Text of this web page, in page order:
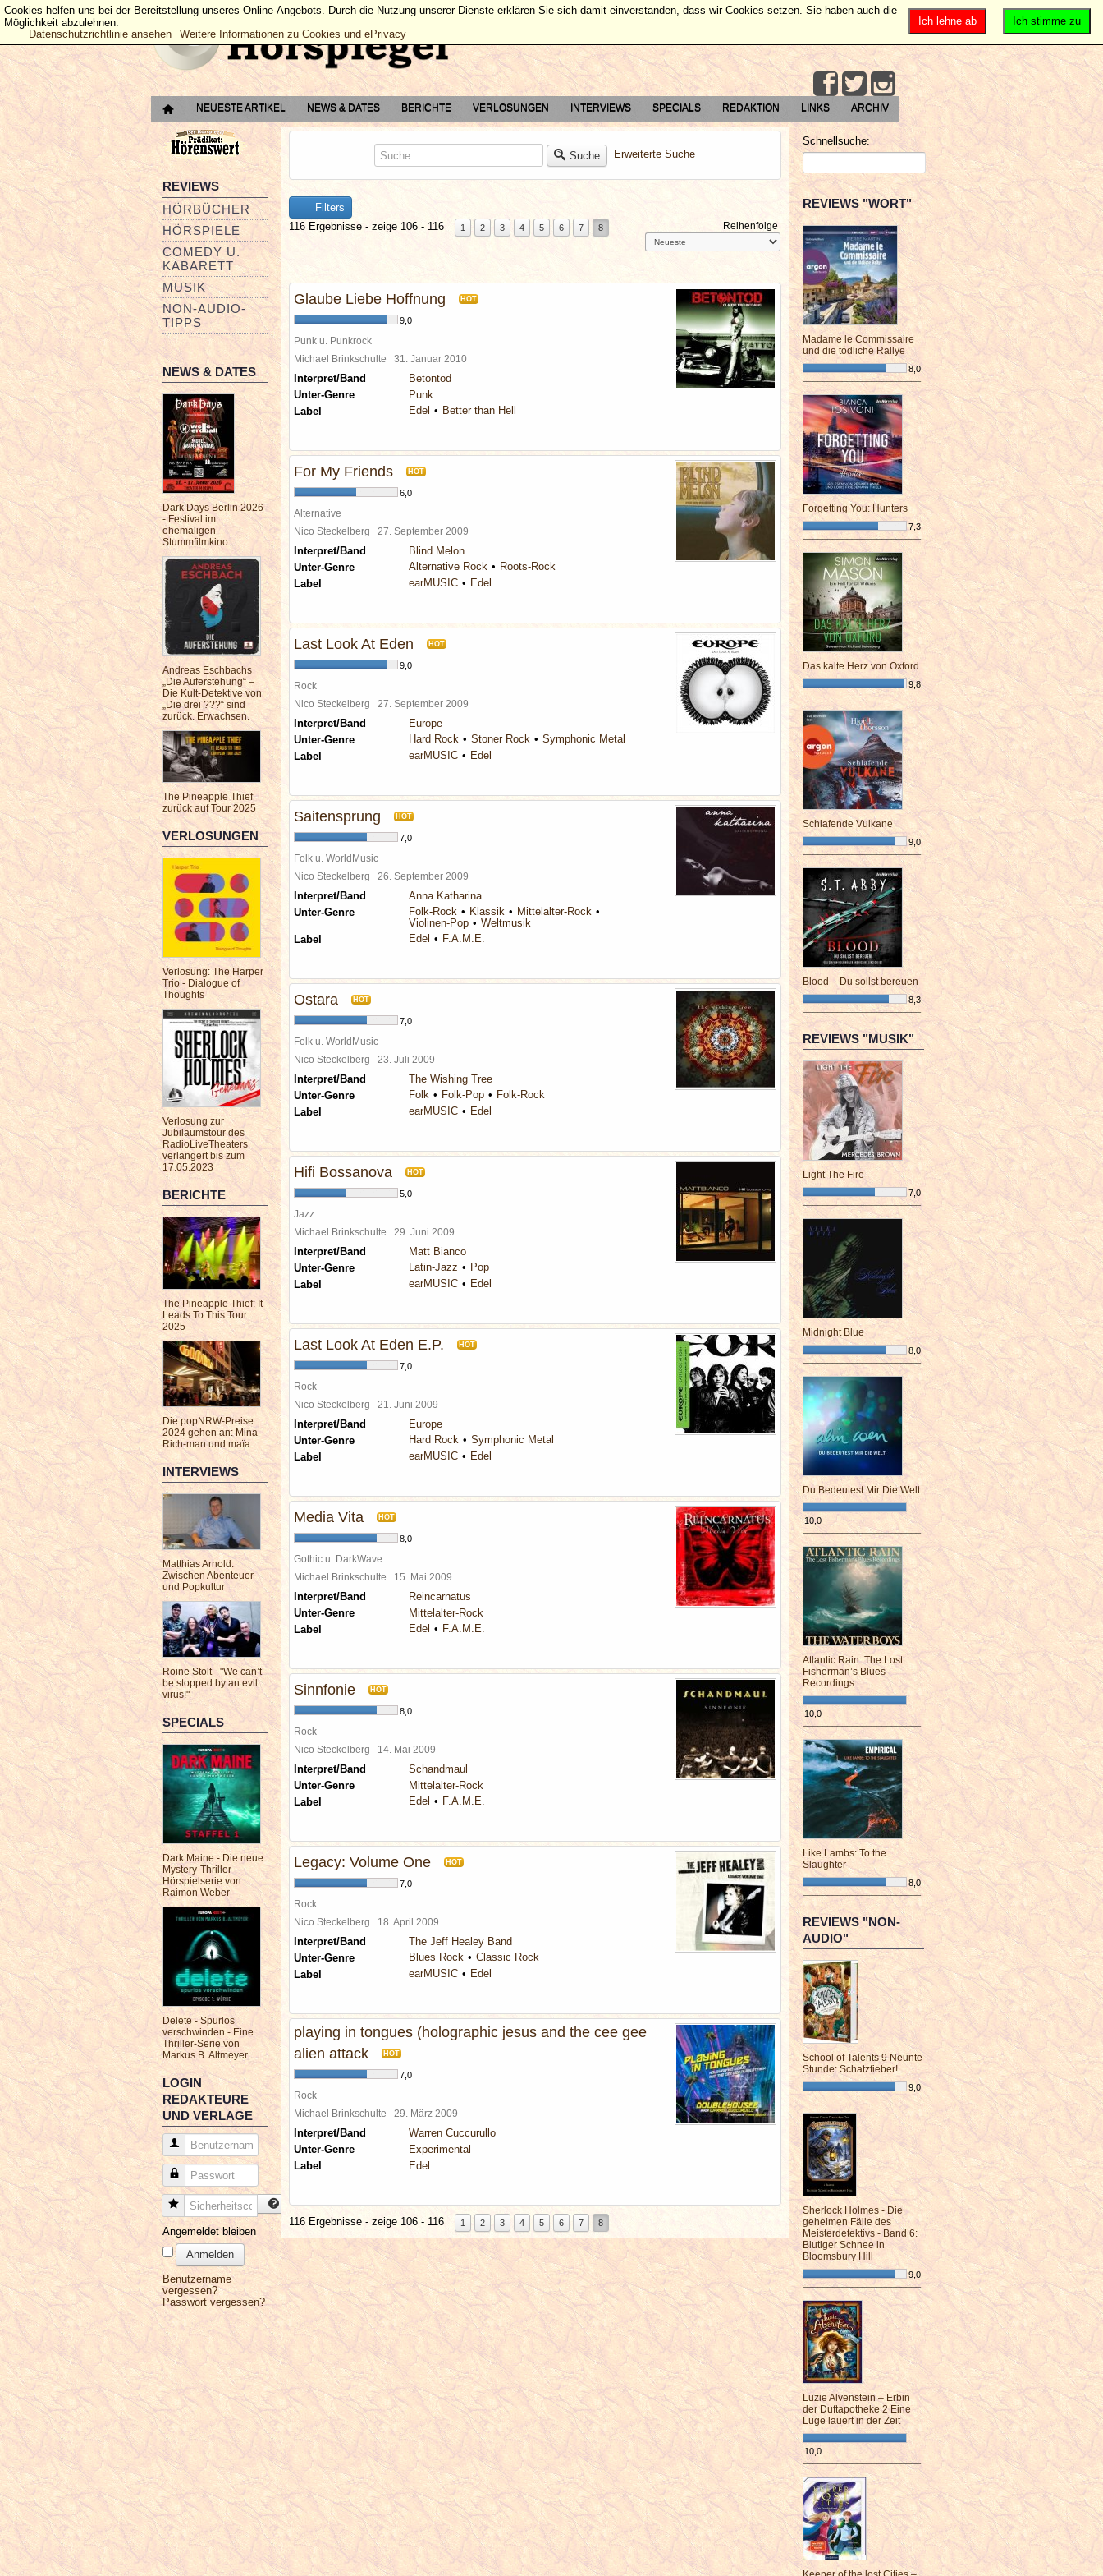
NEUESTE ARTIKEL NEWS & DATES BERICHTE VERLOSUNGEN INTERVIEWS SPECIALS REDAKTION LINKS ARCHIV
REVIEWS
HÖRBÜCHER
HÖRSPIELE
COMEDY U.
KABARETT
MUSIK
NON-AUDIO-
TIPPS
NEWS & DATES
Dark Days Berlin 2026
- Festival im
ehemaligen
Stummfilmkino
Andreas Eschbachs
„Die Auferstehung“ –
Die Kult-Detektive von
„Die drei ???“ sind
zurück. Erwachsen.
The Pineapple Thief
zurück auf Tour 2025
VERLOSUNGEN
Verlosung: The Harper
Trio - Dialogue of
Thoughts
Verlosung zur
Jubiläumstour des
RadioLiveTheaters
verlängert bis zum
17.05.2023
BERICHTE
The Pineapple Thief: It
Leads To This Tour
2025
Die popNRW-Preise
2024 gehen an: Mina
Rich-man und maïa
INTERVIEWS
Matthias Arnold:
Zwischen Abenteuer
und Popkultur
Roine Stolt - "We can’t
be stopped by an evil
virus!"
SPECIALS
Dark Maine - Die neue
Mystery-Thriller-
Hörspielserie von
Raimon Weber
Delete - Spurlos
verschwinden - Eine
Thriller-Serie von
Markus B. Altmeyer
LOGIN
REDAKTEURE
UND VERLAGE
Benutzername
Passwort
Sicherheitscode
Angemeldet bleiben
Anmelden
Benutzername
vergessen?
Passwort vergessen?
Suche Erweiterte Suche
Filters
116 Ergebnisse - zeige 106 - 116
1 2 3 4 5 6 7 8 Reihenfolge
Glaube Liebe Hoffnung HOT
9,0
Punk u. Punkrock
Michael Brinkschulte 31. Januar 2010
Interpret/Band
Betontod
Unter-Genre
Punk
Label
Edel Better than Hell
For My Friends HOT
6,0
Alternative
Nico Steckelberg 27. September 2009
Interpret/Band
Blind Melon
Unter-Genre
Alternative Rock
Roots-Rock
Label
earMUSIC Edel
Last Look At Eden HOT
9,0
Rock
Nico Steckelberg 27. September 2009
Interpret/Band
Europe
Unter-Genre
Hard Rock Stoner Rock
Symphonic Metal
Label
earMUSIC Edel
Saitensprung HOT
7,0
Folk u. WorldMusic
Nico Steckelberg 26. September 2009
Interpret/Band
Anna Katharina
Unter-Genre
Folk-Rock Klassik
Mittelalter-Rock
Violinen-Pop
Weltmusik
Label
Edel F.A.M.E.
Ostara HOT
7,0
Folk u. WorldMusic
Nico Steckelberg 23. Juli 2009
Interpret/Band
The Wishing Tree
Unter-Genre
Folk Folk-Pop
Folk-Rock
Label
earMUSIC Edel
Hifi Bossanova HOT
5,0
Jazz
Michael Brinkschulte 29. Juni 2009
Interpret/Band
Matt Bianco
Unter-Genre
Latin-Jazz
Pop
Label
earMUSIC Edel
Last Look At Eden E.P. HOT
7,0
Rock
Nico Steckelberg 21. Juni 2009
Interpret/Band
Europe
Unter-Genre
Hard Rock
Symphonic Metal
Label
earMUSIC Edel
Media Vita HOT
8,0
Gothic u. DarkWave
Michael Brinkschulte 15. Mai 2009
Interpret/Band
Reincarnatus
Unter-Genre
Mittelalter-Rock
Label
Edel F.A.M.E.
Sinnfonie HOT
8,0
Rock
Nico Steckelberg 14. Mai 2009
Interpret/Band
Schandmaul
Unter-Genre
Mittelalter-Rock
Label
Edel F.A.M.E.
Legacy: Volume One HOT
7,0
Rock
Nico Steckelberg 18. April 2009
Interpret/Band
The Jeff Healey Band
Unter-Genre
Blues Rock
Classic Rock
Label
earMUSIC Edel
playing in tongues (holographic jesus and the cee gee
alien attack
HOT
7,0
Rock
Michael Brinkschulte 29. März 2009
Interpret/Band
Warren Cuccurullo
Unter-Genre
Experimental
Label
Edel
116 Ergebnisse - zeige 106 - 116 1 2 3 4 5 6 7 8
Schnellsuche:
REVIEWS "WORT"
Madame le Commissaire
und die tödliche Rallye
8,0
¯¯¯¯¯¯¯¯¯¯¯¯¯¯¯¯¯¯¯¯¯¯¯¯
Forgetting You: Hunters
7,3
¯¯¯¯¯¯¯¯¯¯¯¯¯¯¯¯¯¯¯¯¯¯¯¯
Das kalte Herz von Oxford
9,8
¯¯¯¯¯¯¯¯¯¯¯¯¯¯¯¯¯¯¯¯¯¯¯¯
Schlafende Vulkane
9,0
¯¯¯¯¯¯¯¯¯¯¯¯¯¯¯¯¯¯¯¯¯¯¯¯
Blood – Du sollst bereuen
8,3
¯¯¯¯¯¯¯¯¯¯¯¯¯¯¯¯¯¯¯¯¯¯¯¯
REVIEWS "MUSIK"
Light The Fire
7,0
¯¯¯¯¯¯¯¯¯¯¯¯¯¯¯¯¯¯¯¯¯¯¯¯
Midnight Blue
8,0
¯¯¯¯¯¯¯¯¯¯¯¯¯¯¯¯¯¯¯¯¯¯¯¯
Du Bedeutest Mir Die Welt
10,0
¯¯¯¯¯¯¯¯¯¯¯¯¯¯¯¯¯¯¯¯¯¯¯¯
Atlantic Rain: The Lost
Fisherman’s Blues
Recordings
10,0
¯¯¯¯¯¯¯¯¯¯¯¯¯¯¯¯¯¯¯¯¯¯¯¯
Like Lambs: To the
Slaughter
8,0
¯¯¯¯¯¯¯¯¯¯¯¯¯¯¯¯¯¯¯¯¯¯¯¯
REVIEWS "NON-
AUDIO"
School of Talents 9 Neunte
Stunde: Schatzfieber!
9,0
¯¯¯¯¯¯¯¯¯¯¯¯¯¯¯¯¯¯¯¯¯¯¯¯
Sherlock Holmes - Die
geheimen Fälle des
Meisterdetektivs - Band 6:
Blutiger Schnee in
Bloomsbury Hill
9,0
¯¯¯¯¯¯¯¯¯¯¯¯¯¯¯¯¯¯¯¯¯¯¯¯
Luzie Alvenstein – Erbin
der Duftapotheke 2 Eine
Lüge lauert in der Zeit
10,0
¯¯¯¯¯¯¯¯¯¯¯¯¯¯¯¯¯¯¯¯¯¯¯¯
Ich stimme zu
Ich lehne ab
Cookies helfen uns bei der Bereitstellung unseres Online-Angebots. Durch die Nutzung unserer Dienste erklären Sie sich damit einverstanden, dass wir Cookies setzen. Sie haben auch die
Möglichkeit abzulehnen.
Datenschutzrichtlinie ansehen
Weitere Informationen zu Cookies und ePrivacy